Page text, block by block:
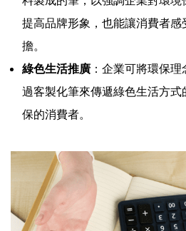
提高品牌形象，也能讓消費者
擔。
綠色生活推廣 ：企業可將環保
過客製化筆來傳遞綠色生活方
保的消費者。